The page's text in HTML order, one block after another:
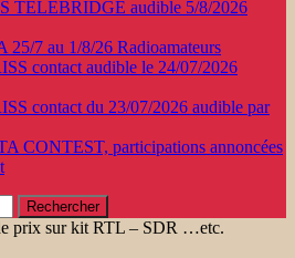
TELEBRIDGE audible 5/8/2026
25/7 au 1/8/26 Radioamateurs
contact audible le 24/07/2026
contact du 23/07/2026 audible par
CONTEST, participations annoncées
prix sur kit RTL – SDR …etc.